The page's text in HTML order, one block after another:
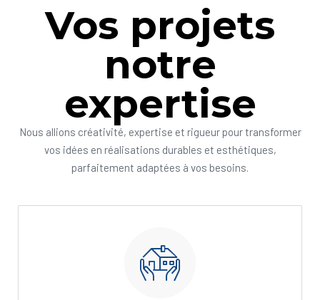
Vos projets
notre
expertise
Nous allions créativité, expertise et rigueur pour transformer
vos idées en réalisations durables et esthétiques,
parfaitement adaptées à vos besoins.